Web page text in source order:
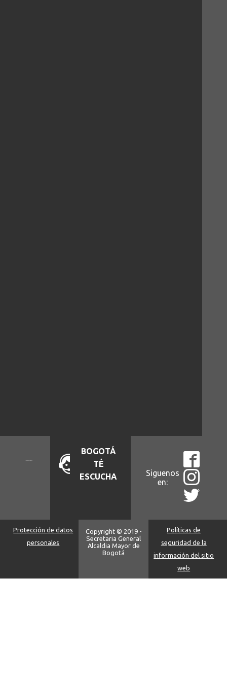
BOGOTÁ
TÉ
ESCUCHA
Siguenos
en:
Protección de datos
personales
Copyright © 2019 -
Secretaria General
Alcaldia Mayor de
Bogotá
Políticas de
seguridad de la
información del sitio
web